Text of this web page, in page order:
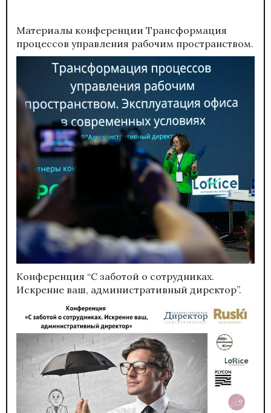
Материалы конференции Трансформация
процессов управления рабочим пространством.
Конференция “С заботой о сотрудниках.
Искренне ваш, административный директор”.